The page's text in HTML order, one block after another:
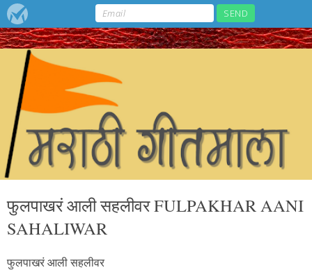
फुलपाखरं आली सहलीवर FULPAKHAR AANI
SAHALIWAR
फुलपाखरं आली सहलीवर